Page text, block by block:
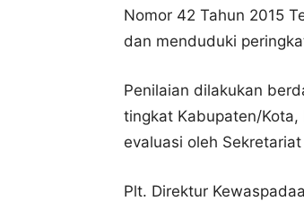
Nomor 42 Tahun 2015
dan menduduki
Penilaian dilakukan
tingkat Kabupaten/
evaluasi oleh
Plt. Direktur